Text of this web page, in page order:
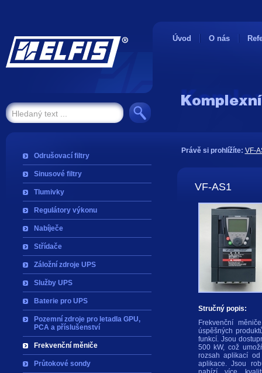
Úvod O nás
Odrušovací filtry
Sinusové filtry
Tlumivky
Regulátory výkonu
Nabíječe
Střídače
Záložní zdroje UPS
Služby UPS
Baterie pro UPS
Pozemní zdroje pro letadla GPU,
PCA a příslušenství
Frekvenční měniče
Průtokové sondy
Právě si prohlížíte: VF-
VF-AS1
Stručný popis:
Frekvenční
úspěšných
funkcí. Jsou
500 kW, což
rozsah aplikací
aplikace. Jsou